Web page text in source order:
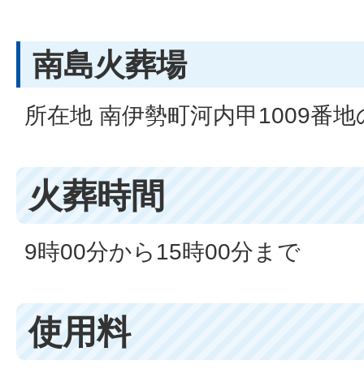
南島火葬場
所在地 南伊勢町河内甲1009番地
火葬時間
9時00分から15時00分まで
使用料